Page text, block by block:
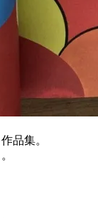
品集。